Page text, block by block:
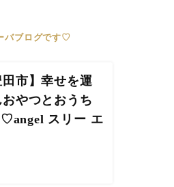
バブログです♡
田市】幸せを運
やつとおうち
スリー エ